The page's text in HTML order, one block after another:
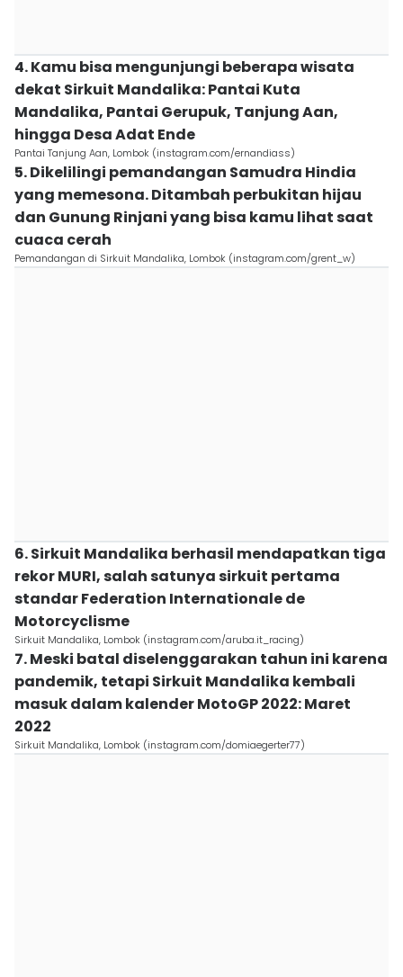
4. Kamu bisa mengunjungi beberapa wisata
dekat Sirkuit Mandalika: Pantai Kuta
Mandalika, Pantai Gerupuk, Tanjung Aan,
hingga Desa Adat Ende
Pantai Tanjung Aan, Lombok (instagram.com/ernandiass)
5. Dikelilingi pemandangan Samudra Hindia
yang memesona. Ditambah perbukitan hijau
dan Gunung Rinjani yang bisa kamu lihat saat
cuaca cerah
Pemandangan di Sirkuit Mandalika, Lombok (instagram.com/grent_w)
6. Sirkuit Mandalika berhasil mendapatkan tiga
rekor MURI, salah satunya sirkuit pertama
standar Federation Internationale de
Motorcyclisme
Sirkuit Mandalika, Lombok (instagram.com/aruba.it_racing)
7. Meski batal diselenggarakan tahun ini karena
pandemik, tetapi Sirkuit Mandalika kembali
masuk dalam kalender MotoGP 2022: Maret
2022
Sirkuit Mandalika, Lombok (instagram.com/domiaegerter77)